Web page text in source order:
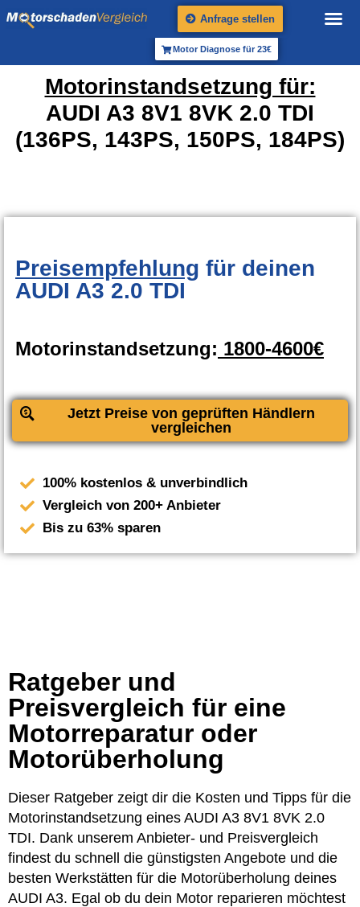
Anfrage stellen
Motor Diagnose für 23€
Motorinstandsetzung für:
AUDI A3 8V1 8VK 2.0 TDI
(136PS, 143PS, 150PS, 184PS)
Preisempfehlung für deinen
AUDI A3 2.0 TDI
Motorinstandsetzung: 1800-4600€
Jetzt Preise von geprüften Händlern
vergleichen
100% kostenlos & unverbindlich
Vergleich von 200+ Anbieter
Bis zu 63% sparen
Ratgeber und
Preisvergleich für eine
Motorreparatur oder
Motorüberholung
Dieser Ratgeber zeigt dir die Kosten und Tipps für die
Motorinstandsetzung eines AUDI A3 8V1 8VK 2.0
TDI. Dank unserem Anbieter- und Preisvergleich
findest du schnell die günstigsten Angebote und die
besten Werkstätten für die Motorüberholung deines
AUDI A3. Egal ob du dein Motor reparieren möchtest